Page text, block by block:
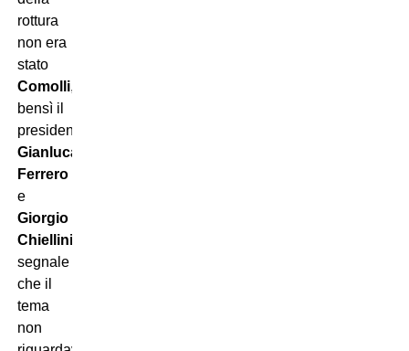
rottura
non era
stato
Comolli,
bensì il
presidente
Gianluca
Ferrero
e
Giorgio
Chiellini
segnale
che il
tema
non